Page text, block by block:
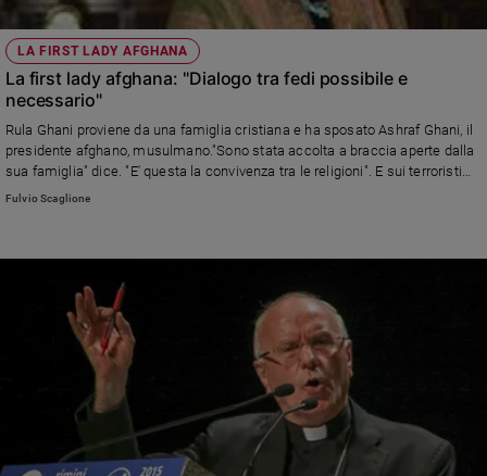
LA FIRST LADY AFGHANA
La first lady afghana: "Dialogo tra fedi possibile e
necessario"
Rula Ghani proviene da una famiglia cristiana e ha sposato Ashraf Ghani, il
presidente afghano, musulmano."Sono stata accolta a braccia aperte dalla
sua famiglia" dice. "E' questa la convivenza tra le religioni". E sui terroristi
islamici dell'Isis dice: "Togliete islamici, sono terroristi e basta. Ma nel mio
Fulvio Scaglione